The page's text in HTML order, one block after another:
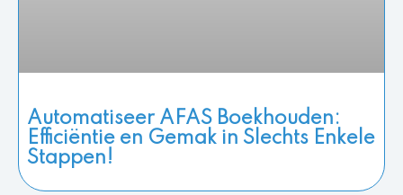
Automatiseer AFAS Boekhouden:
Efficiëntie en Gemak in Slechts Enkele
Stappen!